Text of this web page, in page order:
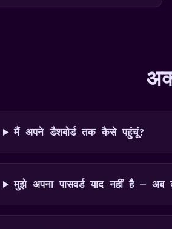
मैं अपने डैशबोर्ड तक कैसे पहुंचूं?
मुझे अपना पासवर्ड याद नहीं है — अब